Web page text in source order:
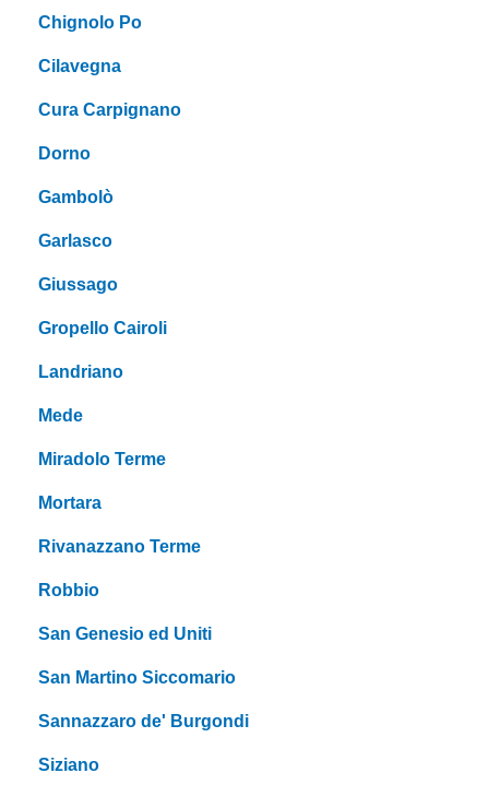
Chignolo Po
Cilavegna
Cura Carpignano
Dorno
Gambolò
Garlasco
Giussago
Gropello Cairoli
Landriano
Mede
Miradolo Terme
Mortara
Rivanazzano Terme
Robbio
San Genesio ed Uniti
San Martino Siccomario
Sannazzaro de' Burgondi
Siziano